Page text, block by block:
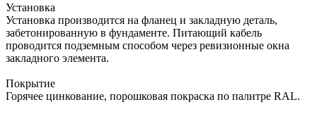
Установка
Установка производится на фланец и закладную деталь,
забетонированную в фундаменте. Питающий кабель
проводится подземным способом через ревизионные окна
закладного элемента.
Покрытие
Горячее цинкование, порошковая покраска по палитре RAL.